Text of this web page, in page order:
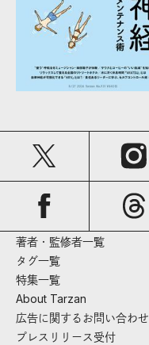
著者・監修者一覧
タグ一覧
特集一覧
About Tarzan
広告に関するお問い合わせ
プレスリリース受付